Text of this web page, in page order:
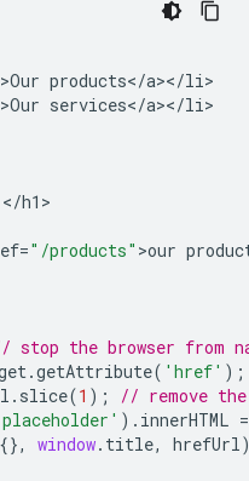
>Our products</a></li
>Our services</a></li
</h1 >
="/products" >our
stop the browser from
.getAttribute( 'href' );
. slice(1 );
// remove
). innerHTML =
window. title, hrefUrl